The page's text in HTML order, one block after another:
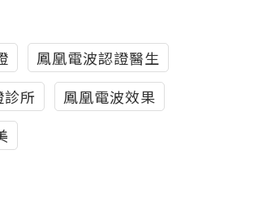
鳳凰電波認證醫生
所
鳳凰電波效果